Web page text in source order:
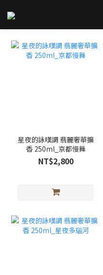
星夜的詠嘆調 翡麗奢華擴
香 250ml_京都慢舞
NT$2,800